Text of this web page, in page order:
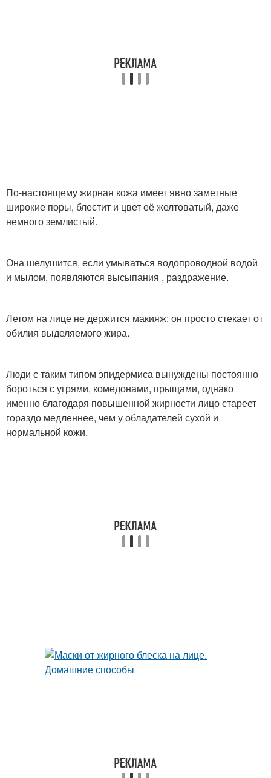
Комбинированная кожа
По-настоящему жирная кожа имеет явно заметные
широкие поры, блестит и цвет её желтоватый, даже
немного землистый.
Она шелушится, если умываться водопроводной водой
и мылом, появляются высыпания , раздражение.
Летом на лице не держится макияж: он просто стекает от
обилия выделяемого жира.
Люди с таким типом эпидермиса вынуждены постоянно
бороться с угрями, комедонами, прыщами, однако
именно благодаря повышенной жирности лицо стареет
гораздо медленнее, чем у обладателей сухой и
нормальной кожи.